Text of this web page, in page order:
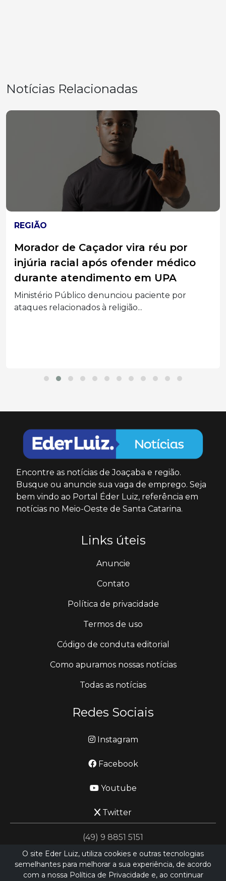
Notícias Relacionadas
REGIÃO
Morador de Caçador vira réu por
injúria racial após ofender médico
durante atendimento em UPA
Ministério Público denunciou paciente por
ataques relacionados à religião...
Encontre as notícias de Joaçaba e região.
Busque ou anuncie sua vaga de emprego. Seja
bem vindo ao Portal Éder Luiz, referência em
notícias no Meio-Oeste de Santa Catarina.
Links úteis
Anuncie
Contato
Política de privacidade
Termos de uso
Código de conduta editorial
Como apuramos nossas notícias
Todas as notícias
Redes Sociais
Instagram
Facebook
Youtube
Twitter
(49) 9 8851 5151
jornalismo@ederluiz.com.vc
O site Eder Luiz, utiliza cookies e outras tecnologias
semelhantes para melhorar a sua experiência, de acordo
com a nossa Política de Privacidade e, ao continuar